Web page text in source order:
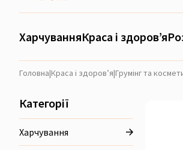
ХарчуванняКраса і здоров’я
Головна|Краса і здоров’я|Грумінг та
Категорії
Харчування